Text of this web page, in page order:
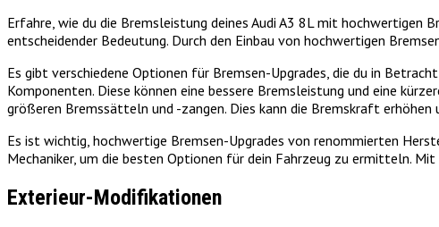
Erfahre, wie du die Bremsleistung deines Audi A3 8L mit hochwertigen
entscheidender Bedeutung. Durch den Einbau von hochwertigen
Es gibt verschiedene Optionen für Bremsen-Upgrades, die du in
Komponenten. Diese können eine bessere Bremsleistung und eine
größeren Bremssätteln und -zangen. Dies kann die Bremskraft
Es ist wichtig, hochwertige Bremsen-Upgrades von renommierten
Mechaniker, um die besten Optionen für dein Fahrzeug zu ermitteln.
Exterieur-Modifikationen